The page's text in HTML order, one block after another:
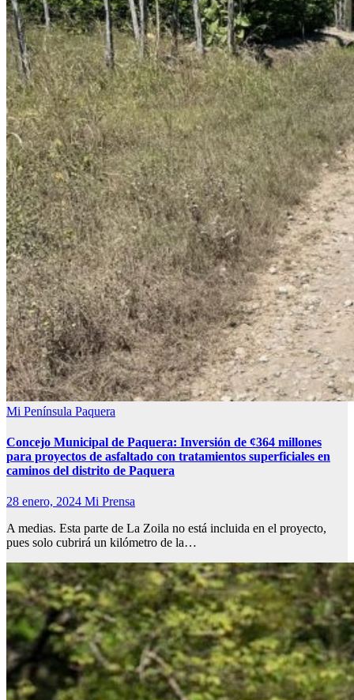
Mi Península Paquera
Concejo Municipal de Paquera: Inversión de ¢364 millones
para proyectos de asfaltado con tratamientos superficiales en
caminos del distrito de Paquera
28 enero, 2024 Mi Prensa
A medias. Esta parte de La Zoila no está incluida en el proyecto,
pues solo cubrirá un kilómetro de la…